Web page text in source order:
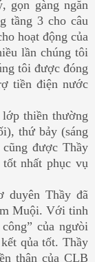
gọn gàng ngăn
tầng 3 cho câu
hoạt động của
lần chúng tôi
tôi được đóng
tiền điện nước
thiền thường
thứ bảy (sáng
được Thầy
nhất phục vụ
duyên Thầy đã
Muội. Với tinh
của ngưòi
qủa tốt. Thầy
thân của CLB